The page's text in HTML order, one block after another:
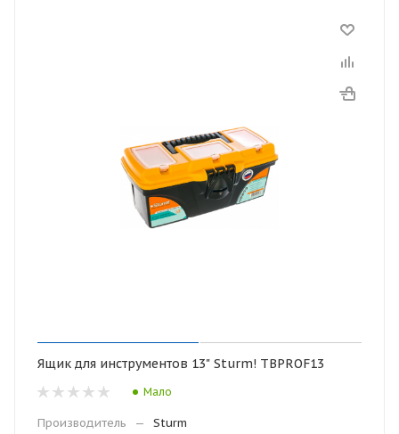
Ящик для инструментов 13" Sturm! TBPROF13
Мало
Производитель —
Sturm